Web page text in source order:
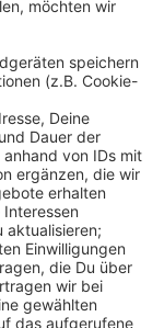
der
und
Sie reden
Bioplastik.